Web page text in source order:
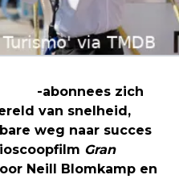
-abonnees zich
van snelheid,
weg naar succes
Gran
Neill Blomkamp en